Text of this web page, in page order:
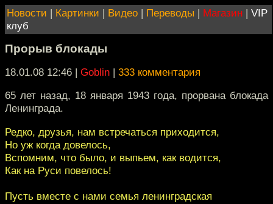
Новости | Картинки | Видео | Переводы | Магазин | VIP
клуб
Прорыв блокады
18.01.08 12:46 | Goblin | 333 комментария
65 лет назад, 18 января 1943 года, прорвана блокада
Ленинграда.
Редко, друзья, нам встречаться приходится,
Но уж когда довелось,
Вспомним, что было, и выпьем, как водится,
Как на Руси повелось!
Пусть вместе с нами семья ленинградская